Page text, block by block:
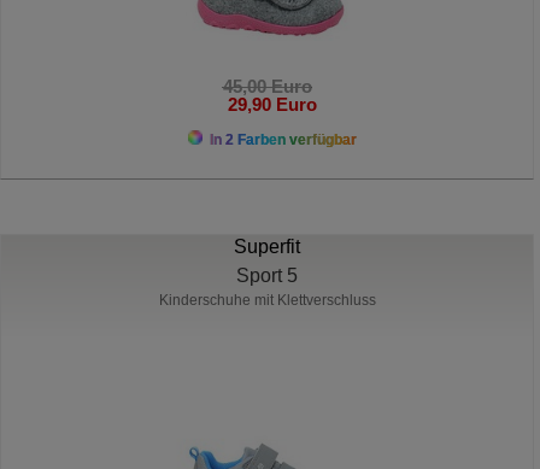
45,00 Euro
29,90 Euro
In 2 Farben verfügbar
Superfit
Sport 5
Kinderschuhe mit Klettverschluss